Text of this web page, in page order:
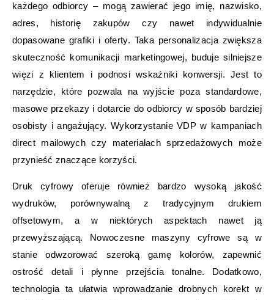
każdego odbiorcy – mogą zawierać jego imię, nazwisko,
adres, historię zakupów czy nawet indywidualnie
dopasowane grafiki i oferty. Taka personalizacja zwiększa
skuteczność komunikacji marketingowej, buduje silniejsze
więzi z klientem i podnosi wskaźniki konwersji. Jest to
narzędzie, które pozwala na wyjście poza standardowe,
masowe przekazy i dotarcie do odbiorcy w sposób bardziej
osobisty i angażujący. Wykorzystanie VDP w kampaniach
direct mailowych czy materiałach sprzedażowych może
przynieść znaczące korzyści.
Druk cyfrowy oferuje również bardzo wysoką jakość
wydruków, porównywalną z tradycyjnym drukiem
offsetowym, a w niektórych aspektach nawet ją
przewyższającą. Nowoczesne maszyny cyfrowe są w
stanie odwzorować szeroką gamę kolorów, zapewnić
ostrość detali i płynne przejścia tonalne. Dodatkowo,
technologia ta ułatwia wprowadzanie drobnych korekt w